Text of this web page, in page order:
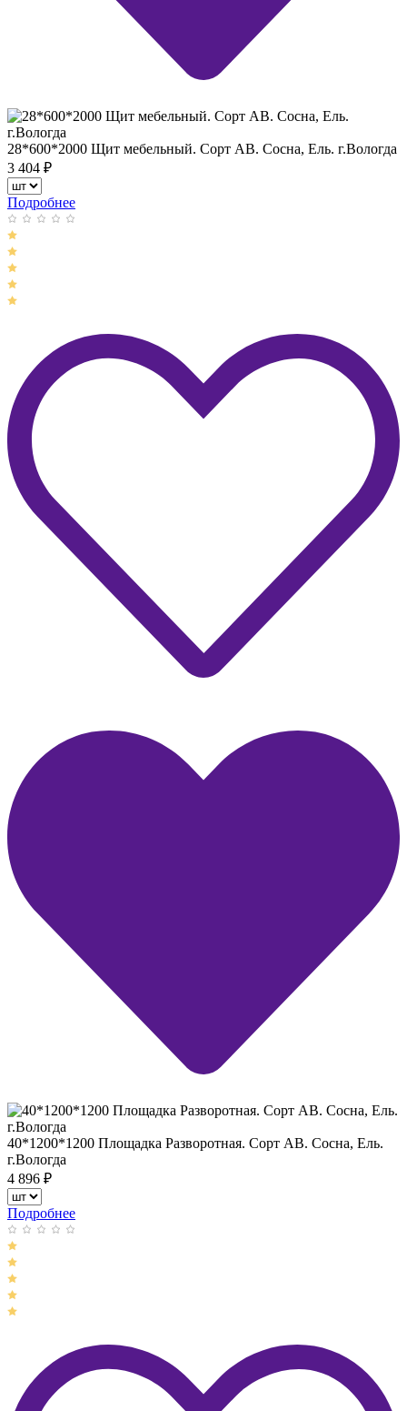
28*600*2000 Щит мебельный. Сорт АВ. Сосна, Ель. г.Вологда
3 404 ₽
Подробнее
40*1200*1200 Площадка Разворотная. Сорт АВ. Сосна, Ель.
г.Вологда
4 896 ₽
Подробнее